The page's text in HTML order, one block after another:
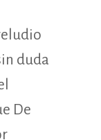
duda
De